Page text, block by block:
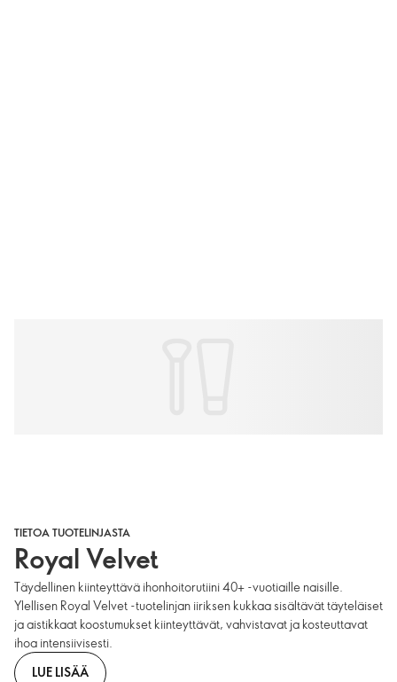
TIETOA TUOTELINJASTA
Royal Velvet
Täydellinen kiinteyttävä ihonhoitorutiini 40+ -vuotiaille naisille.
Ylellisen Royal Velvet -tuotelinjan iiriksen kukkaa sisältävät täyteläiset
ja aistikkaat koostumukset kiinteyttävät, vahvistavat ja kosteuttavat
ihoa intensiivisesti.
LUE LISÄÄ